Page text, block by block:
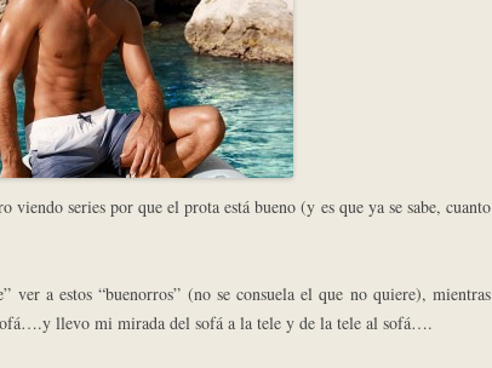
viendo series por que el prota está bueno (y es que ya se sabe, cuanto
ver a estos “buenorros” (no se consuela el que no quiere), mientras
llevo mi mirada del sofá a la tele y de la tele al sofá….